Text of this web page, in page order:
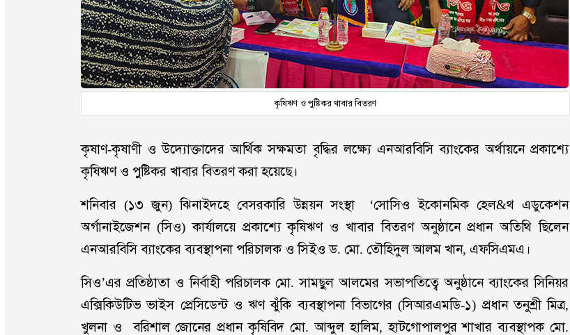
কৃষিঋণ ও পুষ্টিকর খাবার বিতরণ
কৃষাণ-কৃষাণী ও উদ্যোক্তাদের আর্থিক সক্ষমতা বৃদ্ধির লক্ষ্যে এনআরবিসি ব্যাংকের অর্থায়নে প্রকাশ্যে
কৃষিঋণ ও পুষ্টিকর খাবার বিতরণ করা হয়েছে।
শনিবার (১৩ জুন) ঝিনাইদহে বেসরকারি উন্নয়ন সংস্থা ‘সোসিও ইকোনমিক হেল&থ এডুকেশন
অর্গানাইজেশন (সিও) কার্যালয়ে প্রকাশ্যে কৃষিঋণ ও খাবার বিতরণ অনুষ্ঠানে প্রধান অতিথি ছিলেন
এনআরবিসি ব্যাংকের ব্যবস্থাপনা পরিচালক ও সিইও ড. মো. তৌহিদুল আলম খান, এফসিএমএ।
সিও’এর প্রতিষ্ঠাতা ও নির্বাহী পরিচালক মো. সামছুল আলমের সভাপতিত্বে অনুষ্ঠানে ব্যাংকের সিনিয়র
এক্সিকিউটিভ ভাইস প্রেসিডেন্ট ও ঋণ ঝুঁকি ব্যবস্থাপনা বিভাগের (সিআরএমডি-১) প্রধান তনুশ্রী মিত্র,
খুলনা ও বরিশাল জোনের প্রধান কৃষিবিদ মো. আব্দুল হালিম, হাটগোপালপুর শাখার ব্যবস্থাপক মো.